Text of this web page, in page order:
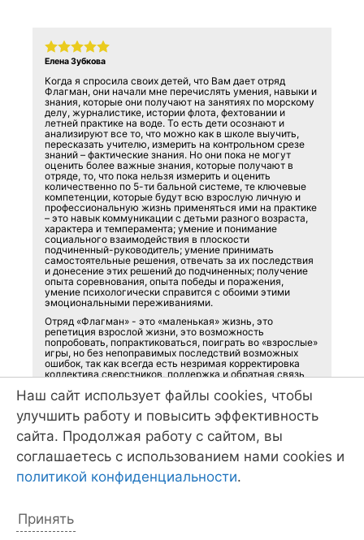
Елена Зубкова
Когда я спросила своих детей, что Вам дает отряд
Флагман, они начали мне перечислять умения, навыки и
знания, которые они получают на занятиях по морскому
делу, журналистике, истории флота, фехтовании и
летней практике на воде. То есть дети осознают и
анализируют все то, что можно как в школе выучить,
пересказать учителю, измерить на контрольном срезе
знаний – фактические знания. Но они пока не могут
оценить более важные знания, которые получают в
отряде, то, что пока нельзя измерить и оценить
количественно по 5-ти бальной системе, те ключевые
компетенции, которые будут всю взрослую личную и
профессиональную жизнь применяться ими на практике
– это навык коммуникации с детьми разного возраста,
характера и темперамента; умение и понимание
социального взаимодействия в плоскости
подчиненный-руководитель; умение принимать
самостоятельные решения, отвечать за их последствия
и донесение этих решений до подчиненных; получение
опыта соревнования, опыта победы и поражения,
умение психологически справится с обоими этими
эмоциональными переживаниями.
Отряд «Флагман» - это «маленькая» жизнь, это
репетиция взрослой жизни, это возможность
попробовать, попрактиковаться, поиграть во «взрослые»
игры, но без непоправимых последствий возможных
ошибок, так как всегда есть незримая корректировка
коллектива сверстников, поддержка и обратная связь
То, что дети получают, «работая» на регулярных
занятиях в отряде в течение года, проходя летнюю
практику или на выездном лагере БВР, они смогут
оценить только уже во взрослой жизни, ведь «большое
видится на расстоянии».
Наш сайт использует файлы cookies, чтобы
улучшить работу и повысить эффективность
сайта. Продолжая работу с сайтом, вы
соглашаетесь с использованием нами cookies и
политикой конфиденциальности.
Принять